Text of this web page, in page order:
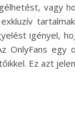
vagy
igényel,
OnlyFans
Ez azt